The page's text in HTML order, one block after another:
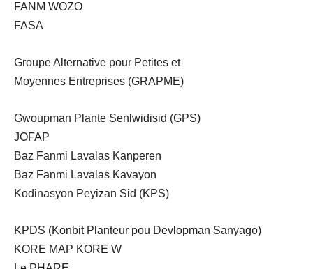
FANM WOZO
FASA
Groupe Alternative pour Petites et
Moyennes Entreprises (GRAPME)
Gwoupman Plante Senlwidisid (GPS)
JOFAP
Baz Fanmi Lavalas Kanperen
Baz Fanmi Lavalas Kavayon
Kodinasyon Peyizan Sid (KPS)
KPDS (Konbit Planteur pou Devlopman Sanyago)
KORE MAP KORE W